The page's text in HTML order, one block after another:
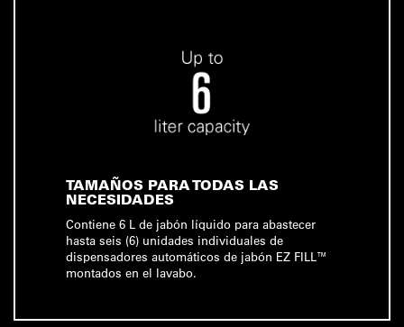
TAMAÑOS PARA TODAS LAS
NECESIDADES
Contiene 6 L de jabón líquido para abastecer
hasta seis (6) unidades individuales de
dispensadores automáticos de jabón EZ FILL™
montados en el lavabo.